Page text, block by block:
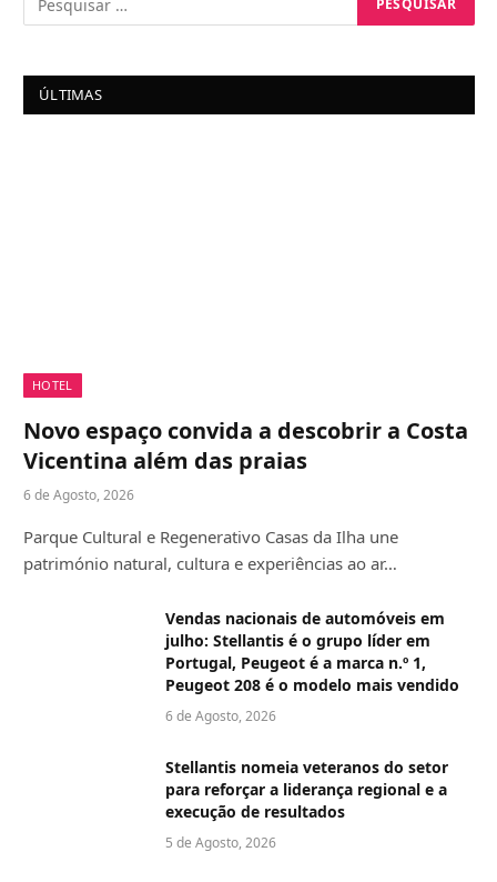
ÚLTIMAS
HOTEL
Novo espaço convida a descobrir a Costa
Vicentina além das praias
6 de Agosto, 2026
Parque Cultural e Regenerativo Casas da Ilha une
património natural, cultura e experiências ao ar…
Vendas nacionais de automóveis em
julho: Stellantis é o grupo líder em
Portugal, Peugeot é a marca n.º 1,
Peugeot 208 é o modelo mais vendido
6 de Agosto, 2026
Stellantis nomeia veteranos do setor
para reforçar a liderança regional e a
execução de resultados
5 de Agosto, 2026